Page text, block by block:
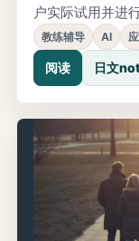
户实际试用并进
一变化的契机之
远，就和大家一
特别触动我。应
起打磨，比独自
教练辅导 AI
阅读 日文